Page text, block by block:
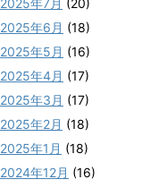
2025年7月 (20)
2025年6月 (18)
2025年5月 (16)
2025年4月 (17)
2025年3月 (17)
2025年2月 (18)
2025年1月 (18)
2024年12月 (16)